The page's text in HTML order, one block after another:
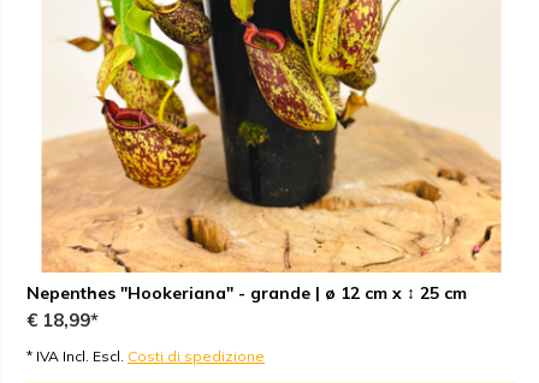
Nepenthes "Hookeriana" - grande | ø 12 cm x ↕ 25 cm
€ 18,99*
* IVA Incl. Escl. Costi di spedizione